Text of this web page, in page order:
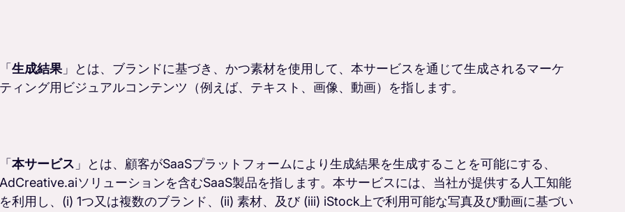
生成結果」とは、ブランドに基づき、かつ素材を使用して、本サービスを通じて生成されるマーケ
ィング用ビジュアルコンテンツ（例えば、テキスト、画像、動画）を指します。
本サービス 」とは、顧客がSaaSプラットフォームにより生成結果を生成することを可能にする、
ソリューションを含むSaaS製品を指します。本サービスには、当社が提供する人工知能
利用し、(i) 1つ又は複数のブランド、(ii) 素材、及び (iii) iStock上で利用可能な写真及び動画に基づい